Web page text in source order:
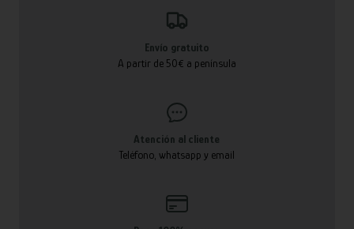
Envío gratuito
A partir de 50€ a península
Atención al cliente
Teléfono, whatsapp y email